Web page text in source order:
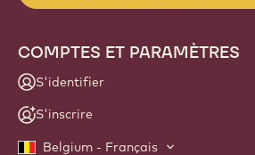
COMPTES ET PARAMÈTRES
S'identifier
S'inscrire
Belgium - Français